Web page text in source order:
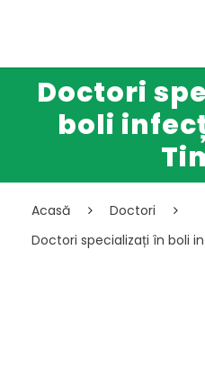
Doctori
boli
Acasă
Doctori
Doctori specializați în boli